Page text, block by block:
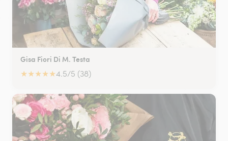
Gisa Fiori Di M. Testa
★★★★★4.5/5 (38)